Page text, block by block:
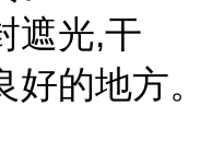
遮光,干
的地方。